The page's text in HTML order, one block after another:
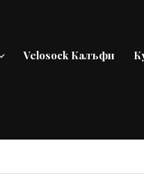
Velosock Калъфи